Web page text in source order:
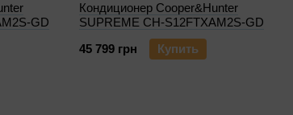
GD
Кондиционер Cooper&Hunter
SUPREME CH-S12FTXAM2S-GD
45 799 грн
Купить